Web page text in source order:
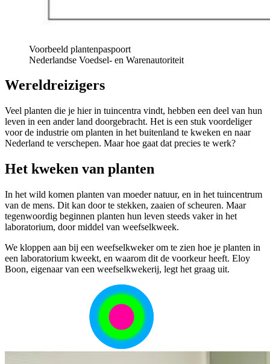
Voorbeeld plantenpaspoort
Nederlandse Voedsel- en Warenautoriteit
Wereldreizigers
Veel planten die je hier in tuincentra vindt, hebben een deel van hun
leven in een ander land doorgebracht. Het is een stuk voordeliger
voor de industrie om planten in het buitenland te kweken en naar
Nederland te verschepen. Maar hoe gaat dat precies te werk?
Het kweken van planten
In het wild komen planten van moeder natuur, en in het tuincentrum
van de mens. Dit kan door te stekken, zaaien of scheuren. Maar
tegenwoordig beginnen planten hun leven steeds vaker in het
laboratorium, door middel van weefselkweek.
We kloppen aan bij een weefselkweker om te zien hoe je planten in
een laboratorium kweekt, en waarom dit de voorkeur heeft. Eloy
Boon, eigenaar van een weefselkwekerij, legt het graag uit.